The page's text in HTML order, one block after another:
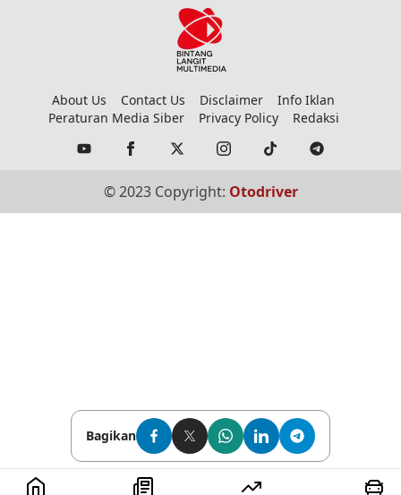
Bagikan
About Us Contact Us Disclaimer
Info Iklan
Peraturan Media Siber
Privacy Policy Redaksi
© 2023 Copyright: Otodriver